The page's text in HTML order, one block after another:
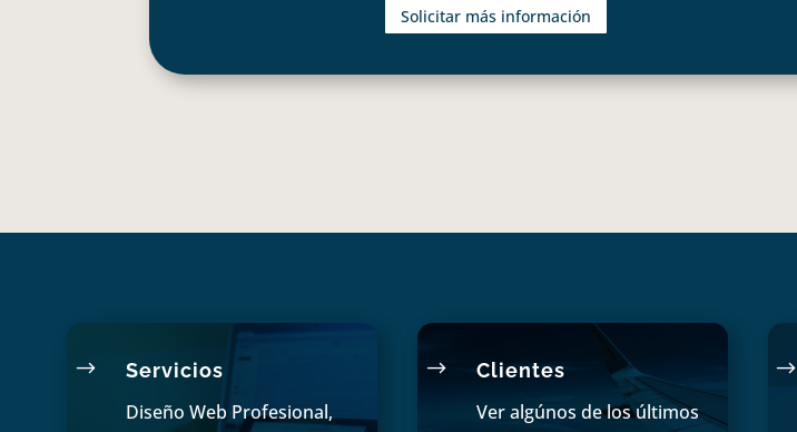
Solicitar más información
$ Servicios
Diseño Web Profesional,
$ Clientes
Ver algúnos de los últimos
$